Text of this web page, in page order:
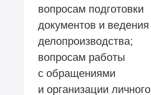
вопросам подготовки
документов и ведения
делопроизводства;
вопросам работы
с обращениями
и организации личного